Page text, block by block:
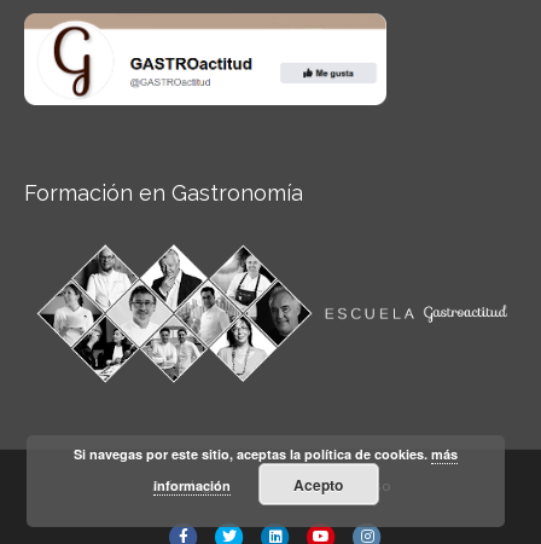
Formación en Gastronomía
Aviso legal Condiciones de Uso
FacebookTwitterLinkedinYoutubeInstagram
Si navegas por este sitio, aceptas la política de cookies.más
información
Acepto